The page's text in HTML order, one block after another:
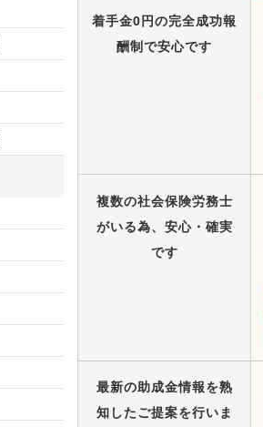
着手金0円の完全成功報
酬制で安心です
複数の社会保険労務士
がいる為、安心・確実
です
最新の助成金情報を熟
知したご提案を行いま